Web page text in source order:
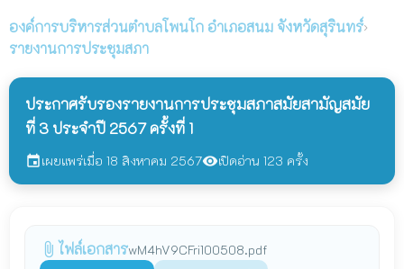
องค์การบริหารส่วนตำบลโพนโก อำเภอสนม จังหวัดสุรินทร์›
รายงานการประชุมสภา
ประกาศรับรองรายงานการประชุมสภาสมัยสามัญสมัย
ที่ 3 ประจำปี 2567 ครั้งที่ 1
eventเผยแพร่เมื่อ 18 สิงหาคม 2567visibilityเปิดอ่าน 123 ครั้ง
attach_file ไฟล์เอกสารwM4hV9CFri100508.pdf